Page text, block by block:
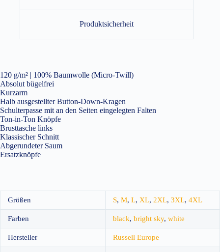
Produktsicherheit
120 g/m² | 100% Baumwolle (Micro-Twill)
Absolut bügelfrei
Kurzarm
Halb ausgestellter Button-Down-Kragen
Schulterpasse mit an den Seiten eingelegten Falten
Ton-in-Ton Knöpfe
Brusttasche links
Klassischer Schnitt
Abgerundeter Saum
Ersatzknöpfe
Größen S, M, L, XL, 2XL, 3XL, 4XL
Farben black, bright sky, white
Hersteller Russell Europe